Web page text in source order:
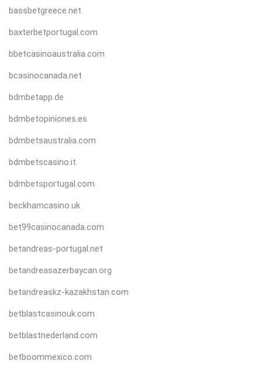
bassbetgreece.net
baxterbetportugal.com
bbetcasinoaustralia.com
bcasinocanada.net
bdmbetapp.de
bdmbetopiniones.es
bdmbetsaustralia.com
bdmbetscasino.it
bdmbetsportugal.com
beckhamcasino.uk
bet99casinocanada.com
betandreas-portugal.net
betandreasazerbaycan.org
betandreaskz-kazakhstan.com
betblastcasinouk.com
betblastnederland.com
betboommexico.com